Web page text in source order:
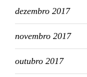
dezembro 2017
novembro 2017
outubro 2017